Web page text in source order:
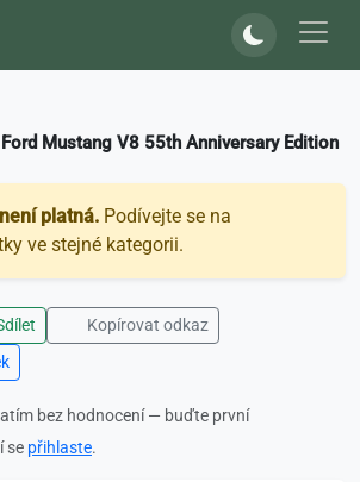
Mustang V8 55th Anniversary Edition
platná. Podívejte se na
ve stejné kategorii.
Kopírovat odkaz
bez hodnocení — buďte první
se přihlaste.